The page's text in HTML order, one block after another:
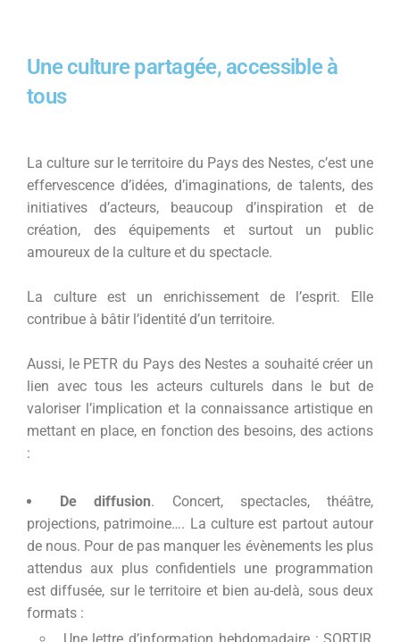
Une culture partagée, accessible à
tous
La culture sur le territoire du Pays des Nestes, c’est une
effervescence d’idées, d’imaginations, de talents, des
initiatives d’acteurs, beaucoup d’inspiration et de
création, des équipements et surtout un public
amoureux de la culture et du spectacle.
La culture est un enrichissement de l’esprit. Elle
contribue à bâtir l’identité d’un territoire.
Aussi, le PETR du Pays des Nestes a souhaité créer un
lien avec tous les acteurs culturels dans le but de
valoriser l’implication et la connaissance artistique en
mettant en place, en fonction des besoins, des actions
:
De diffusion. Concert, spectacles, théâtre,
projections, patrimoine…. La culture est partout autour
de nous. Pour de pas manquer les évènements les plus
attendus aux plus confidentiels une programmation
est diffusée, sur le territoire et bien au-delà, sous deux
formats :